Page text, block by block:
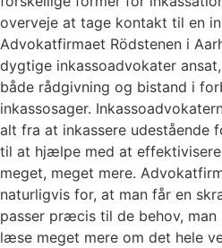
overveje at tage kontakt til en
Advokatfirmaet Rödstenen i
dygtige inkassoadvokater
både rådgivning og bistand i
inkassosager.
alt fra at inkassere udestående
til at hjælpe med at
meget, meget mere.
naturligvis for, at man får en
passer præcis til de behov, man
læse meget mere om det hele